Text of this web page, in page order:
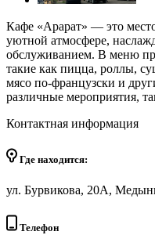
Кафе «Арарат» — это
уютной атмосфере,
обслуживанием. В меню
такие как пицца, роллы,
мясо по-французски и
различные мероприятия,
Контактная информация
Где находится:
ул. Бурвикова, 20А,
Телефон